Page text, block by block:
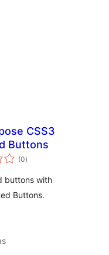
CSS3
Buttons
(0valoracións
totais
)
buttons with
Buttons.